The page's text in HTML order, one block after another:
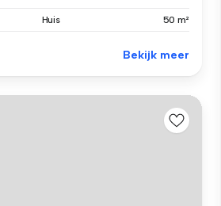
Huis 50 m²
Bekijk meer